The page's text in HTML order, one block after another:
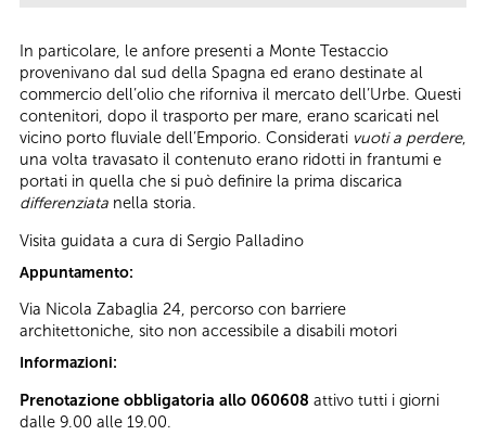
In particolare, le anfore presenti a Monte Testaccio
provenivano dal sud della Spagna ed erano destinate al
commercio dell’olio che riforniva il mercato dell’Urbe. Questi
contenitori, dopo il trasporto per mare, erano scaricati nel
vicino porto fluviale dell’Emporio. Considerati vuoti a perdere,
una volta travasato il contenuto erano ridotti in frantumi e
portati in quella che si può definire la prima discarica
differenziata nella storia.
Visita guidata a cura di Sergio Palladino
Appuntamento:
Via Nicola Zabaglia 24, percorso con barriere
architettoniche, sito non accessibile a disabili motori
Informazioni:
Prenotazione obbligatoria allo 060608 attivo tutti i giorni
dalle 9.00 alle 19.00.